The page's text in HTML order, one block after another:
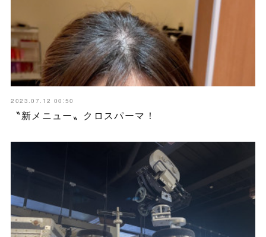
2023.07.12 00:50
〝新メニュー〟クロスパーマ！